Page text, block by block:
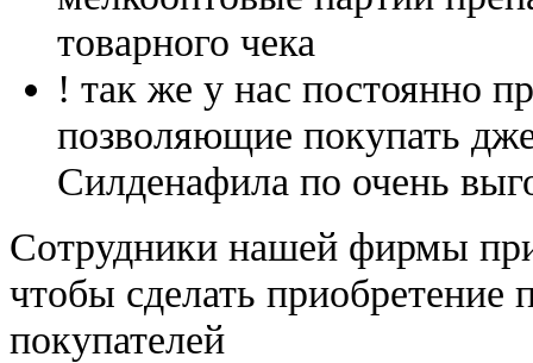
товарного чека
! так же у нас постоянно
позволяющие покупать
Силденафила по очень
Cотрудники нашей фирмы
чтобы сделать приобретение
покупателей